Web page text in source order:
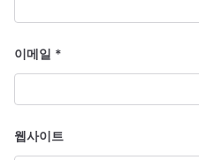
이메일 *
웹사이트